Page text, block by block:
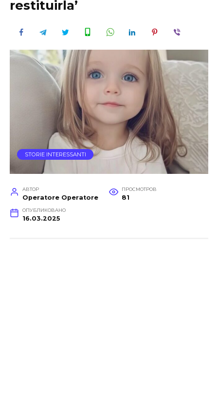
restituirla’
STORIE INTERESSANTI
АВТОР
Operatore Operatore
ПРОСМОТРОВ
81
ОПУБЛИКОВАНО
16.03.2025